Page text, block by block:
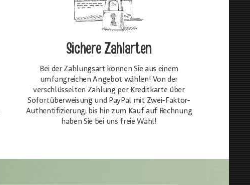
Sichere Zahlarten
Bei der Zahlungsart können Sie aus einem
umfangreichen Angebot wählen! Von der
verschlüsselten Zahlung per Kreditkarte über
Sofortüberweisung und PayPal mit Zwei-Faktor-
Authentifizierung, bis hin zum Kauf auf Rechnung
haben Sie bei uns freie Wahl!